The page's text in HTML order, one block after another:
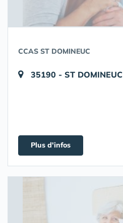
CCAS ST DOMINEUC
35190 - ST DOMINEUC
Plus d'infos